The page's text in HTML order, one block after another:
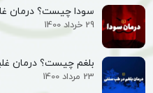
سودا چیست؟ درمان
29 خرداد 1400
بلغم چیست؟ درمان
23 مرداد 1400